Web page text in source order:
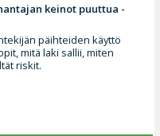
keinot puuttua -
päihteiden käyttö
mitä laki sallii, miten
riskit.